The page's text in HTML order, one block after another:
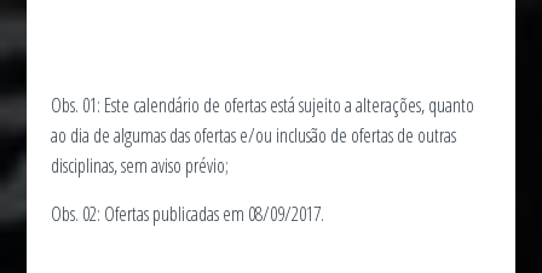
Obs. 01: Este calendário de ofertas está sujeito a alterações, quanto
ao dia de algumas das ofertas e/ou inclusão de ofertas de outras
disciplinas, sem aviso prévio;
Obs. 02: Ofertas publicadas em 08/09/2017.